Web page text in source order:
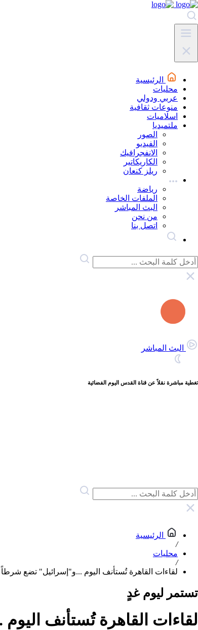
الرئيسية
محليات
عربي ودولي
منوعات ثقافية
اسلاميات
ملتميديا
الصور
الفيديو
الانفجرافيك
الكاريكاتير
ريلز كنعان
رياضة
الملفات الخاصة
البث المباشر
من نحن
اتصل بنا
البث المباشر
تغطية مباشرة نقلاً عن قناة القدس اليوم الفضائية
الرئيسية
/
محليات
/
لقاءات القاهرة تُستأنف اليوم ...و"إسرائيل" تضع شرطاً
تستمر ليوم غدٍ
لقاءات القاهرة تُستأنف